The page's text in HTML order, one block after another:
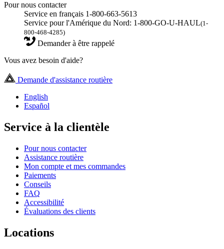
Pour nous contacter
Service en français 1-800-663-5613
Service pour l'Amérique du Nord: 1-800-GO-U-HAUL(1-
800-468-4285)
Demander à être rappelé
Vous avez besoin d'aide?
Demande d'assistance routière
English
Español
Service à la clientèle
Pour nous contacter
Assistance routière
Mon compte et mes commandes
Paiements
Conseils
FAQ
Accessibilité
Évaluations des clients
Locations